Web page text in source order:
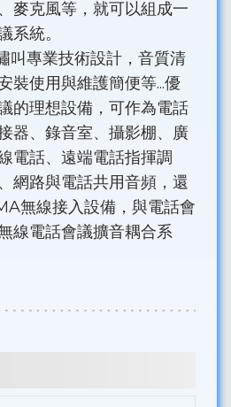
麥克風等，就可以組成一
系統。
叫專業技術設計，音質清
裝使用與維護簡便等...優
的理想設備，可作為電話
器、錄音室、攝影棚、廣
電話、遠端電話指揮調
網路與電話共用音頻，還
無線接入設備，與電話會
線電話會議擴音耦合系